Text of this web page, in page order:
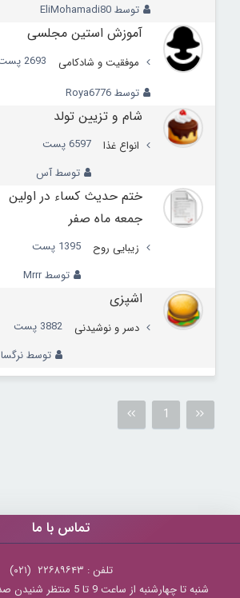
توسط EliMohamadi80
آموزش استین مجلسی
موفقیت و شادکامی
2693 پست
توسط Roya6776
شام و تزیین تولد
انواع غذا
6597 پست
توسط آس
ختم حديث كساء در اولين
جمعه ماه صفر
زیبایی روح
1395 پست
توسط Mrrr
اشپزی
دسر و نوشیدنی
3882 پست
توسط نرگسا
1
تماس با ما
تلفن : ۲۲۶۸۹۶۴۳ (۰۲۱)
شنبه تا چهارشنبه از ساعت 9 تا 5 منتظر شنیدن صدای گرم شما هستیم.